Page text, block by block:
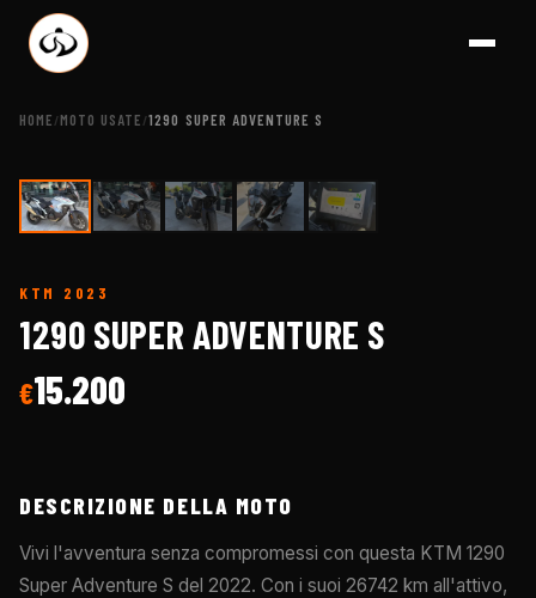
HOME /MOTO USATE /1290 SUPER ADVENTURE S
KTM 2023
1290 SUPER ADVENTURE S
€15.200
DESCRIZIONE DELLA MOTO
Vivi l'avventura senza compromessi con questa KTM 1290
Super Adventure S del 2022. Con i suoi 26742 km all'attivo,